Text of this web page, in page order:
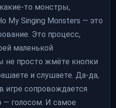
то монстры,
My Singing Monsters — это
Это процесс,
маленькой
просто жмёте кнопки
и слушаете. Да-да,
сопровождается
голосом. И самое